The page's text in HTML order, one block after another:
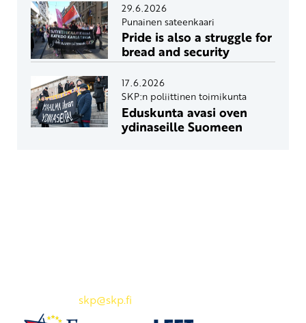
29.6.2026
Punainen sateenkaari
Pride is also a struggle for
bread and security
17.6.2026
SKP:n poliittinen toimikunta
Eduskunta avasi oven
ydinaseille Suomeen
skp@skp.fi